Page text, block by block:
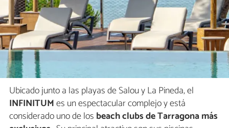
Ubicado junto a las playas de Salou y La Pineda, el
INFINITUMes un espectacular complejo y está
considerado uno de los beach clubs de Tarragona más